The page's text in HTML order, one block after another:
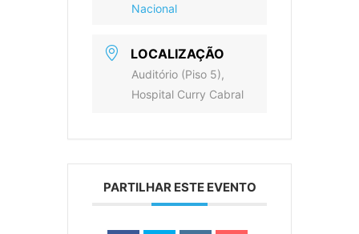
Nacional
LOCALIZAÇÃO
Auditório (Piso 5),
Hospital Curry Cabral
PARTILHAR ESTE EVENTO